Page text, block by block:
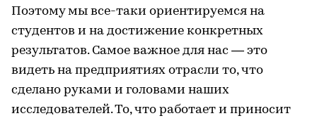
Поэтому мы все-таки ориентируемся на
студентов и на достижение конкретных
результатов. Самое важное для нас — это
видеть на предприятиях отрасли то, что
сделано руками и головами наших
исследователей. То, что работает и приносит